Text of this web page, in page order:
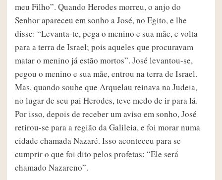
meu Filho”. Quando Herodes morreu, o anjo do
Senhor apareceu em sonho a José, no Egito, e lhe
disse: “Levanta-te, pega o menino e sua mãe, e volta
para a terra de Israel; pois aqueles que procuravam
matar o menino já estão mortos”. José levantou-se,
pegou o menino e sua mãe, entrou na terra de Israel.
Mas, quando soube que Arquelau reinava na Judeia,
no lugar de seu pai Herodes, teve medo de ir para lá.
Por isso, depois de receber um aviso em sonho, José
retirou-se para a região da Galileia, e foi morar numa
cidade chamada Nazaré. Isso aconteceu para se
cumprir o que foi dito pelos profetas: “Ele será
chamado Nazareno”.